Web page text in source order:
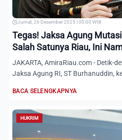
Jumat, 26 Desember 2025 | 00:00 WIB
Tegas! Jaksa Agung
Salah Satunya Riau, Ini
JAKARTA, AmiraRiau.com - Detik-
Jaksa Agung RI, ST Burhanuddin,
BACA SELENGKAPNYA
HUKRIM